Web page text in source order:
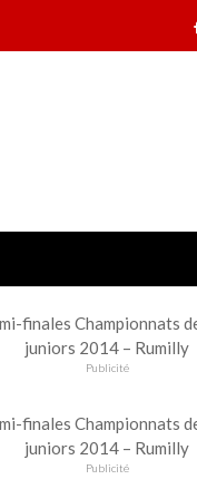
Publicité
Publicité